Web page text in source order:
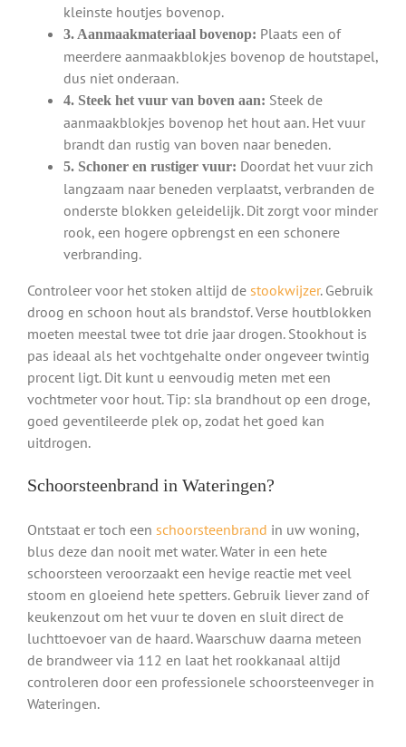
kleinste houtjes bovenop.
3. Aanmaakmateriaal bovenop: Plaats een of
meerdere aanmaakblokjes bovenop de houtstapel,
dus niet onderaan.
4. Steek het vuur van boven aan: Steek de
aanmaakblokjes bovenop het hout aan. Het vuur
brandt dan rustig van boven naar beneden.
5. Schoner en rustiger vuur: Doordat het vuur zich
langzaam naar beneden verplaatst, verbranden de
onderste blokken geleidelijk. Dit zorgt voor minder
rook, een hogere opbrengst en een schonere
verbranding.
Controleer voor het stoken altijd de stookwijzer. Gebruik
droog en schoon hout als brandstof. Verse houtblokken
moeten meestal twee tot drie jaar drogen. Stookhout is
pas ideaal als het vochtgehalte onder ongeveer twintig
procent ligt. Dit kunt u eenvoudig meten met een
vochtmeter voor hout. Tip: sla brandhout op een droge,
goed geventileerde plek op, zodat het goed kan
uitdrogen.
Schoorsteenbrand in Wateringen?
Ontstaat er toch een schoorsteenbrand in uw woning,
blus deze dan nooit met water. Water in een hete
schoorsteen veroorzaakt een hevige reactie met veel
stoom en gloeiend hete spetters. Gebruik liever zand of
keukenzout om het vuur te doven en sluit direct de
luchttoevoer van de haard. Waarschuw daarna meteen
de brandweer via 112 en laat het rookkanaal altijd
controleren door een professionele schoorsteenveger in
Wateringen.